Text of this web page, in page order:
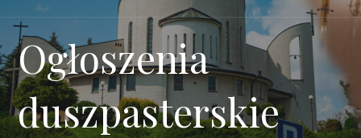
Ogłoszenia
duszpasterskie